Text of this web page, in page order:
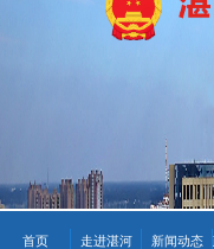
首页 走进湛河 新闻动态